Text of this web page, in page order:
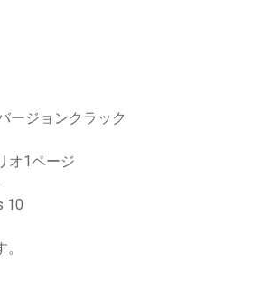
ージョンクラック
オ1ページ
10